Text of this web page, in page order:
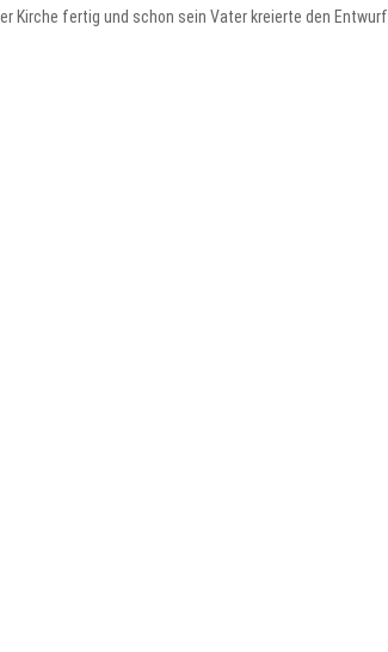
Kirche fertig und schon sein Vater kreierte den Entwurf